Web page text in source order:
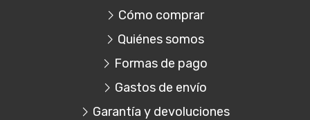
Cómo comprar
Quiénes somos
Formas de pago
Gastos de envío
Garantía y devoluciones